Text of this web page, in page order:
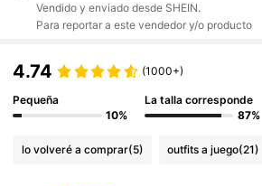
Vendido y enviado desde SHEIN.
Para reportar a este vendedor y/o producto
4.74 (1000+)
Pequeña
10%
La talla corresponde
87%
lo volveré a comprar(5) outfits a juego(21)